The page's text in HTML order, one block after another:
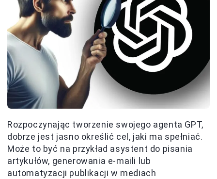
Rozpoczynając tworzenie swojego agenta GPT,
dobrze jest jasno określić cel, jaki ma spełniać.
Może to być na przykład asystent do pisania
artykułów, generowania e-maili lub
automatyzacji publikacji w mediach